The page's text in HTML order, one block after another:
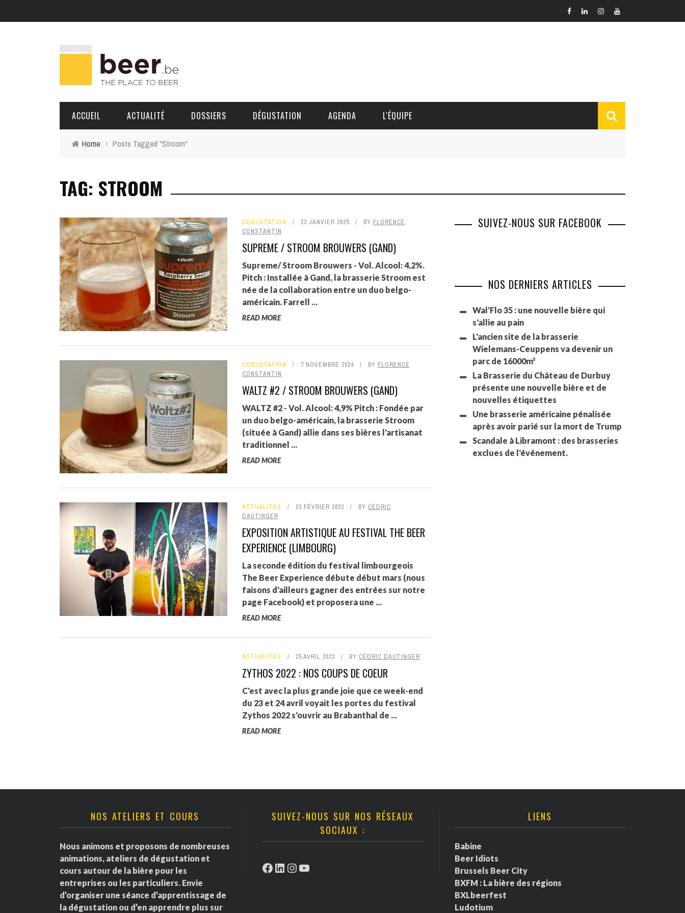
ACCUEIL ACTUALITÉ DOSSIERS DÉGUSTATION AGENDA L'ÉQUIPE
HÉLÈNE SPITAELS
AGALMA PADAW0NE
JEREMY KUPROWSKI
FLORENCE CONSTANTIN
Home › Posts Tagged "Stroom"
TAG: STROOM
DÉGUSTATION 23 JANVIER 2025 BY FLORENCE
CONSTANTIN
SUPREME / STROOM BROUWERS (GAND)
Supreme/ Stroom Brouwers - Vol. Alcool: 4,2%.
Pitch : Installée à Gand, la brasserie Stroom est
née de la collaboration entre un duo belgo-
américain. Farrell ...
READ MORE
DÉGUSTATION 7 NOVEMBRE 2024 BY FLORENCE
CONSTANTIN
WALTZ #2 / STROOM BROUWERS (GAND)
WALTZ #2 - Vol. Alcool: 4,9% Pitch : Fondée par
un duo belgo-américain, la brasserie Stroom
(située à Gand) allie dans ses bières l'artisanat
traditionnel ...
READ MORE
ACTUALITÉS 23 FÉVRIER 2023 BY CÉDRIC
DAUTINGER
EXPOSITION ARTISTIQUE AU FESTIVAL THE BEER
EXPERIENCE (LIMBOURG)
La seconde édition du festival limbourgeois
The Beer Experience débute début mars (nous
faisons d'ailleurs gagner des entrées sur notre
page Facebook) et proposera une ...
READ MORE
ACTUALITÉS 25 AVRIL 2022 BY CÉDRIC DAUTINGER
ZYTHOS 2022 : NOS COUPS DE COEUR
C'est avec la plus grande joie que ce week-end
du 23 et 24 avril voyait les portes du festival
Zythos 2022 s'ouvrir au Brabanthal de ...
READ MORE
SUIVEZ-NOUS SUR FACEBOOK
NOS DERNIERS ARTICLES
Wal'Flo 35 : une nouvelle bière qui
s'allie au pain
L'ancien site de la brasserie
Wielemans-Ceuppens va devenir un
parc de 16000m²
La Brasserie du Château de Durbuy
présente une nouvelle bière et de
nouvelles étiquettes
Une brasserie américaine pénalisée
après avoir parié sur la mort de Trump
Scandale à Libramont : des brasseries
exclues de l'événement.
NOS ATELIERS ET COURS
Nous animons et proposons de nombreuses
animations, ateliers de dégustation et
cours autour de la bière pour les
entreprises ou les particuliers. Envie
d’organiser une séance d’apprentissage de
la dégustation ou d’en apprendre plus sur
SUIVEZ-NOUS SUR NOS RÉSEAUX
SOCIAUX :
Facebook
LinkedIn
Instagram
YouTube
LIENS
Babine
Beer Idiots
Brussels Beer City
BXFM : La bière des régions
BXLbeerfest
Ludotium